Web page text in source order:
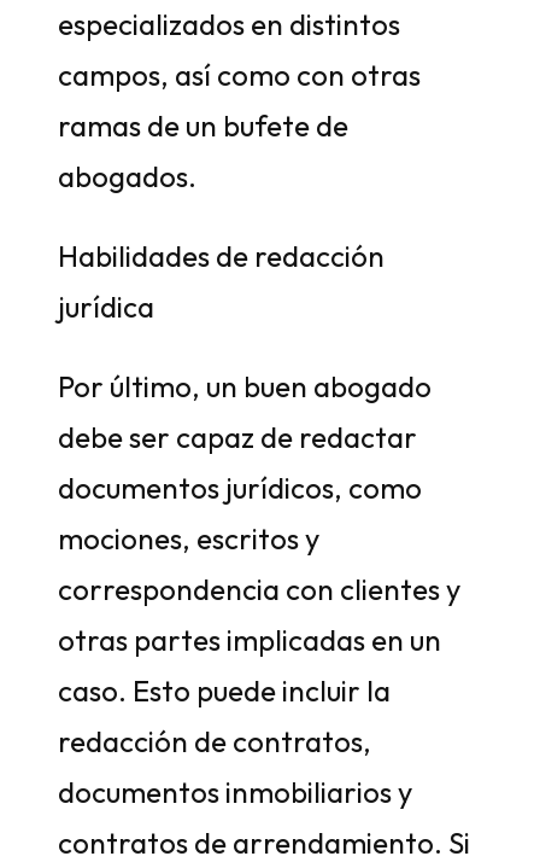
especializados en distintos
campos, así como con otras
ramas de un bufete de
abogados.
Habilidades de redacción
jurídica
Por último, un buen abogado
debe ser capaz de redactar
documentos jurídicos, como
mociones, escritos y
correspondencia con clientes y
otras partes implicadas en un
caso. Esto puede incluir la
redacción de contratos,
documentos inmobiliarios y
contratos de arrendamiento. Si